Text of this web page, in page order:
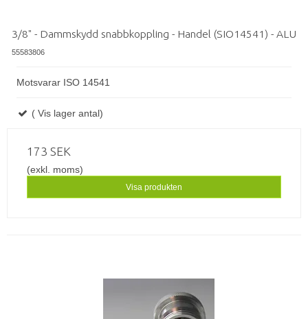
3/8" - Dammskydd snabbkoppling - Handel (SIO14541) - ALU
55583806
Motsvarar ISO 14541
( Vis lager antal)
173 SEK
(exkl. moms)
Visa produkten